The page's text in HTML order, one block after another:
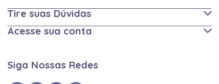
Tire suas Dúvidas
Acesse sua conta
Siga Nossas Redes